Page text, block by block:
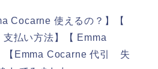
Cocarne 使えるの？】【
払い方法】【 Emma
【Emma Cocarne 代引 失